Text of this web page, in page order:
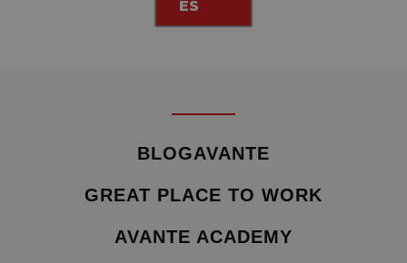
ES
BLOGAVANTE
GREAT PLACE TO WORK
AVANTE ACADEMY